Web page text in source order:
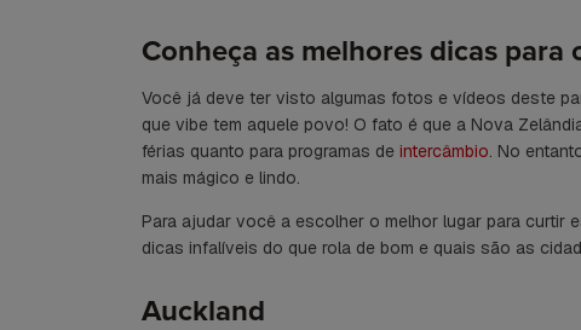
Conheça as melhores dicas para
Você já deve ter visto algumas fotos e vídeos deste
que vibe tem aquele povo! O fato é que a Nova
férias quanto para programas de intercâmbio. No
mais mágico e lindo.
Para ajudar você a escolher o melhor lugar para curtir
dicas infalíveis do que rola de bom e quais são as
Auckland